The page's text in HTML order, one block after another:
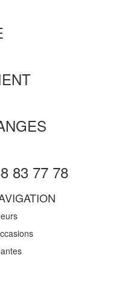
83 77 78